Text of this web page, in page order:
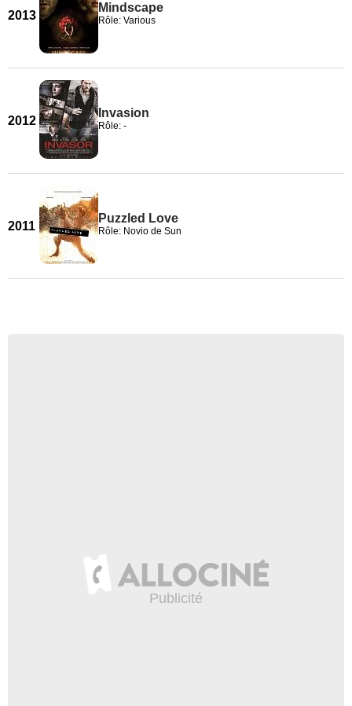
2013
Mindscape
Rôle: Various
2012
Invasion
Rôle: -
2011
Puzzled Love
Rôle: Novio de Sun